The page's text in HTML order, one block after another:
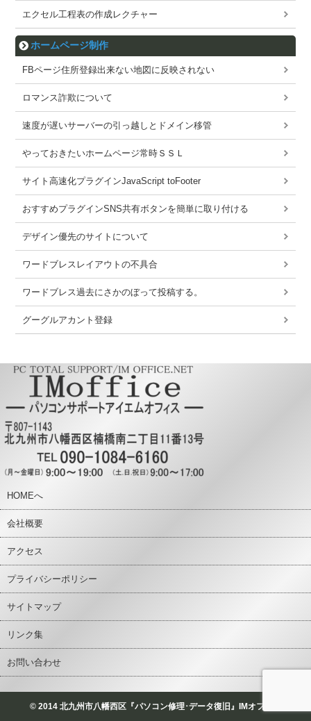
エクセル工程表の作成レクチャー
ホームページ制作
FBページ住所登録出来ない地図に反映されない
ロマンス詐欺について
速度が遅いサーバーの引っ越しとドメイン移管
やっておきたいホームページ常時ＳＳＬ
サイト高速化プラグインJavaScript toFooter
おすすめプラグインSNS共有ボタンを簡単に取り付ける
デザイン優先のサイトについて
ワードブレスレイアウトの不具合
ワードブレス過去にさかのぼって投稿する。
グーグルアカント登録
HOMEへ
会社概要
アクセス
プライバシーポリシー
サイトマップ
リンク集
お問い合わせ
© 2014 北九州市八幡西区『パソコン修理･データ復旧』IMオフィス